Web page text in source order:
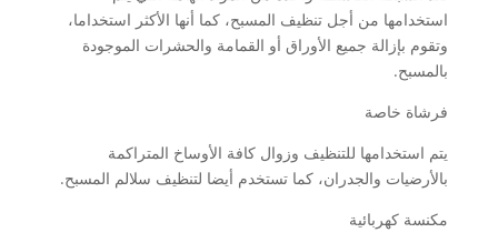
استخدامها من أجل تنظيف المسبح، كما أنها الأكثر استخداما،
وتقوم بإزالة جميع الأوراق أو القمامة والحشرات الموجودة
بالمسبح.
فرشاة خاصة
يتم استخدامها للتنظيف وزوال كافة الأوساخ المتراكمة
بالأرضيات والجدران، كما تستخدم أيضا لتنظيف سلالم المسبح.
مكنسة كهربائية